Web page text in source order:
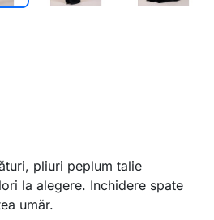
pliuri peplum talie
la alegere. Inchidere spate
umăr.